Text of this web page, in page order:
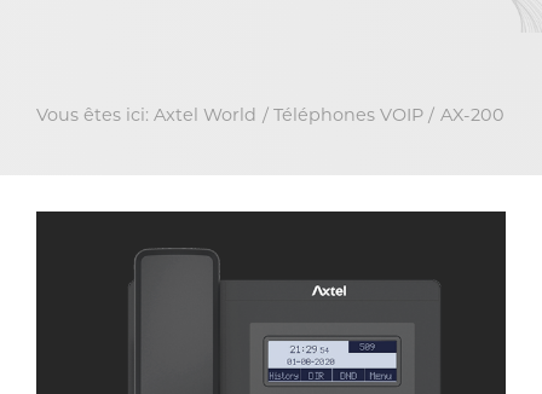
Vous êtes ici: Axtel World Téléphones VOIP AX-200